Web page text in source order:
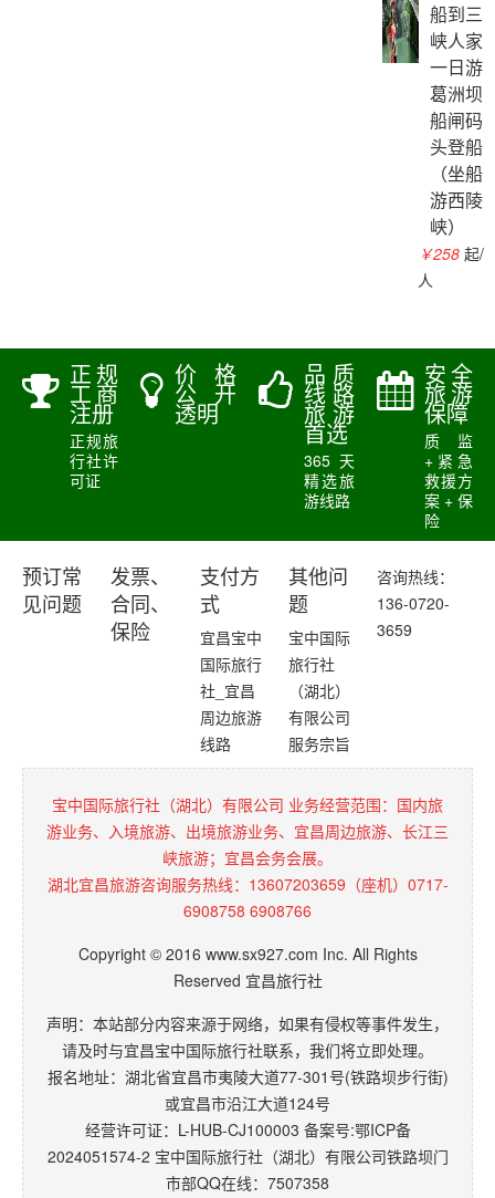
船到三
峡人家
一日游
葛洲坝
船闸码
头登船
（坐船
游西陵
峡）
￥258 起/
人
正规
工商
注册
正规旅
行社许
可证
价格
公开
透明
品质
线路
旅游
首选
365天
精选旅
游线路
安全
旅游
保障
质监
+紧急
救援方
案+保
险
预订常
见问题
发票、
合同、
保险
支付方
式
宜昌宝中
国际旅行
社_宜昌
周边旅游
线路
其他问
题
宝中国际
旅行社
（湖北）
有限公司
服务宗旨
咨询热线：
136-0720-
3659
宝中国际旅行社（湖北）有限公司 业务经营范围：国内旅
游业务、入境旅游、出境旅游业务、宜昌周边旅游、长江三
峡旅游；宜昌会务会展。
湖北宜昌旅游咨询服务热线：13607203659（座机）0717-
6908758 6908766
Copyright © 2016 www.sx927.com Inc. All Rights
Reserved 宜昌旅行社
声明：本站部分内容来源于网络，如果有侵权等事件发生，
请及时与宜昌宝中国际旅行社联系，我们将立即处理。
报名地址：湖北省宜昌市夷陵大道77-301号(铁路坝步行街)
或宜昌市沿江大道124号
经营许可证：L-HUB-CJ100003 备案号:鄂ICP备
2024051574-2 宝中国际旅行社（湖北）有限公司铁路坝门
市部QQ在线：7507358